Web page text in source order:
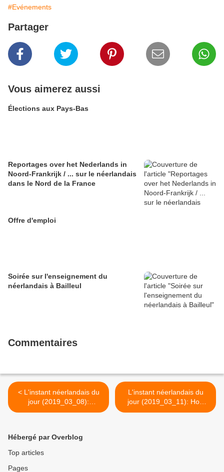
#Evénements
Partager
Vous aimerez aussi
Élections aux Pays-Bas
Reportages over het Nederlands in
Noord-Frankrijk / ... sur le néerlandais
dans le Nord de la France
Offre d'emploi
Soirée sur l'enseignement du
néerlandais à Bailleul
Commentaires
< L'instant néerlandais du
jour (2019_03_08):
Internationale vrouwendag
L'instant néerlandais du
jour (2019_03_11): Hoe
laat is het? >
Hébergé par Overblog
Top articles
Pages